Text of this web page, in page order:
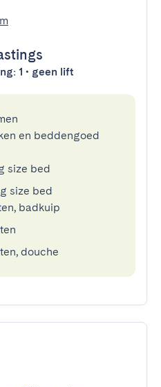
1 • geen lift
en beddengoed
size bed
size bed
badkuip
douche